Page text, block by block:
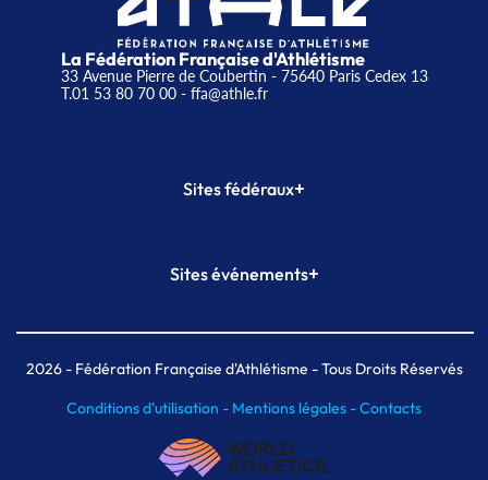
La Fédération Française d'Athlétisme
33 Avenue Pierre de Coubertin - 75640 Paris Cedex 13
T.01 53 80 70 00- ffa@athle.fr
Sites fédéraux+
Plateforme Formation
Sites événements+
Meeting de Paris indoor
MAIF Ekiden de Paris
2026- Fédération Française d'Athlétisme - Tous Droits Réservés
Conditions d'utilisation - Mentions légales -Contacts